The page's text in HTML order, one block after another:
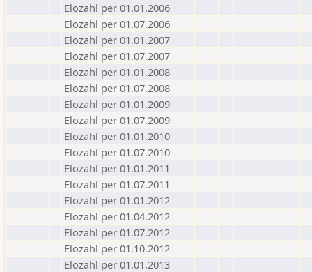
Elozahl per 01.01.2006
Elozahl per 01.07.2006
Elozahl per 01.01.2007
Elozahl per 01.07.2007
Elozahl per 01.01.2008
Elozahl per 01.07.2008
Elozahl per 01.01.2009
Elozahl per 01.07.2009
Elozahl per 01.01.2010
Elozahl per 01.07.2010
Elozahl per 01.01.2011
Elozahl per 01.07.2011
Elozahl per 01.01.2012
Elozahl per 01.04.2012
Elozahl per 01.07.2012
Elozahl per 01.10.2012
Elozahl per 01.01.2013